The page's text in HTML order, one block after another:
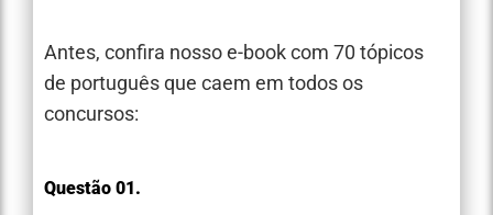
Antes, confira nosso e-book com 70 tópicos
de português que caem em todos os
concursos:
Questão 01.